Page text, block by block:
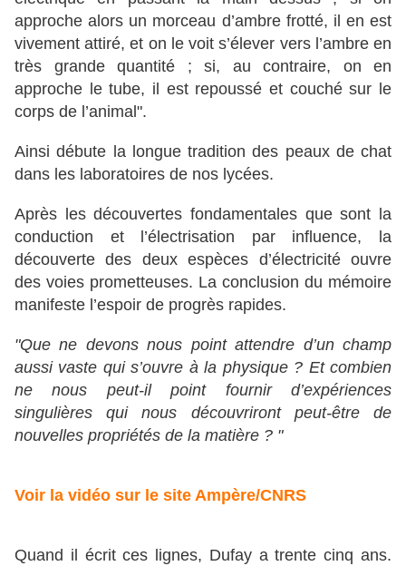
approche alors un morceau d’ambre frotté, il en est
vivement attiré, et on le voit s’élever vers l’ambre en
très grande quantité ; si, au contraire, on en
approche le tube, il est repoussé et couché sur le
corps de l’animal".
Ainsi débute la longue tradition des peaux de chat
dans les laboratoires de nos lycées.
Après les découvertes fondamentales que sont la
conduction et l’électrisation par influence, la
découverte des deux espèces d’électricité ouvre
des voies prometteuses. La conclusion du mémoire
manifeste l’espoir de progrès rapides.
"Que ne devons nous point attendre d’un champ
aussi vaste qui s’ouvre à la physique ? Et combien
ne nous peut-il point fournir d’expériences
singulières qui nous découvriront peut-être de
nouvelles propriétés de la matière ? "
Voir la vidéo sur le site Ampère/CNRS
Quand il écrit ces lignes, Dufay a trente cinq ans.